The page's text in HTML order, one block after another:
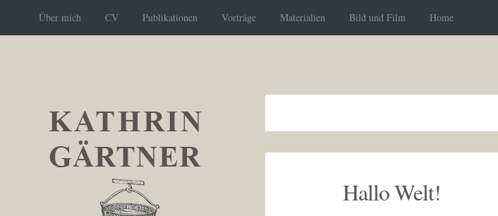
Über mich CV Publikationen Vorträge Materialien Bild und Film Home
Hallo Welt!